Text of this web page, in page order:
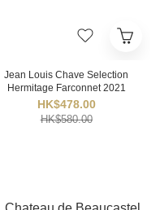
Jean Louis Chave Selection
Hermitage Farconnet 2021
HK$478.00
HK$580.00